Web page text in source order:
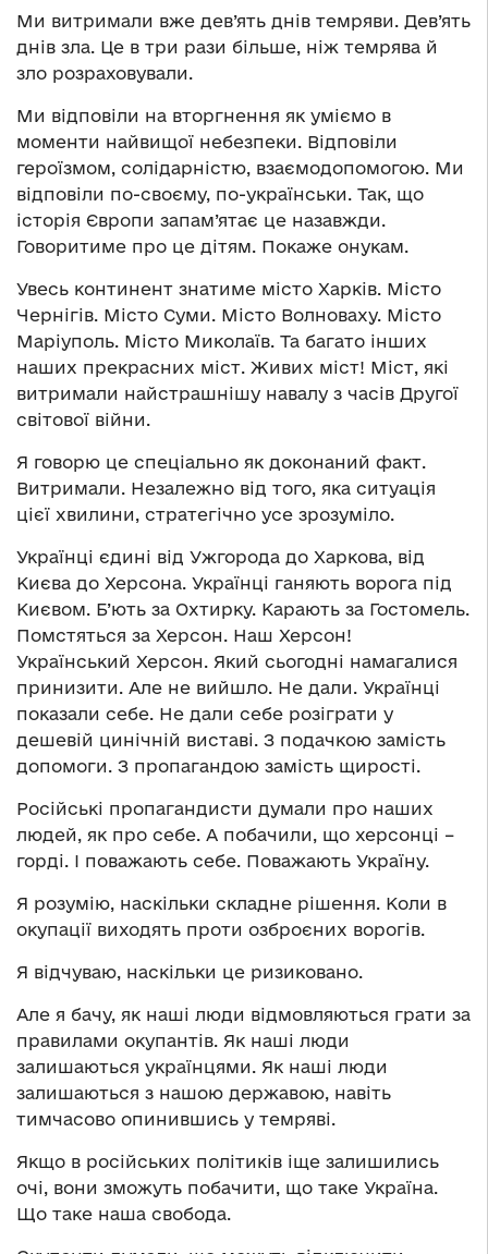
Ми витримали вже дев’ять днів темряви. Дев’ять
днів зла. Це в три рази більше, ніж темрява й
зло розраховували.
Ми відповіли на вторгнення як уміємо в
моменти найвищої небезпеки. Відповіли
героїзмом, солідарністю, взаємодопомогою. Ми
відповіли по-своєму, по-українськи. Так, що
історія Європи запам’ятає це назавжди.
Говоритиме про це дітям. Покаже онукам.
Увесь континент знатиме місто Харків. Місто
Чернігів. Місто Суми. Місто Волноваху. Місто
Маріуполь. Місто Миколаїв. Та багато інших
наших прекрасних міст. Живих міст! Міст, які
витримали найстрашнішу навалу з часів Другої
світової війни.
Я говорю це спеціально як доконаний факт.
Витримали. Незалежно від того, яка ситуація
цієї хвилини, стратегічно усе зрозуміло.
Українці єдині від Ужгорода до Харкова, від
Києва до Херсона. Українці ганяють ворога під
Києвом. Б’ють за Охтирку. Карають за Гостомель.
Помстяться за Херсон. Наш Херсон!
Український Херсон. Який сьогодні намагалися
принизити. Але не вийшло. Не дали. Українці
показали себе. Не дали себе розіграти у
дешевій цинічній виставі. З подачкою замість
допомоги. З пропагандою замість щирості.
Російські пропагандисти думали про наших
людей, як про себе. А побачили, що херсонці –
горді. І поважають себе. Поважають Україну.
Я розумію, наскільки складне рішення. Коли в
окупації виходять проти озброєних ворогів.
Я відчуваю, наскільки це ризиковано.
Але я бачу, як наші люди відмовляються грати за
правилами окупантів. Як наші люди
залишаються українцями. Як наші люди
залишаються з нашою державою, навіть
тимчасово опинившись у темряві.
Якщо в російських політиків іще залишились
очі, вони зможуть побачити, що таке Україна.
Що таке наша свобода.